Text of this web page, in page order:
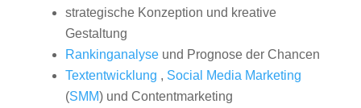
strategische Konzeption und kreative
Gestaltung
Rankinganalyseund Prognose der Chancen
Textentwicklung , Social Media Marketing
(SMM) und Contentmarketing